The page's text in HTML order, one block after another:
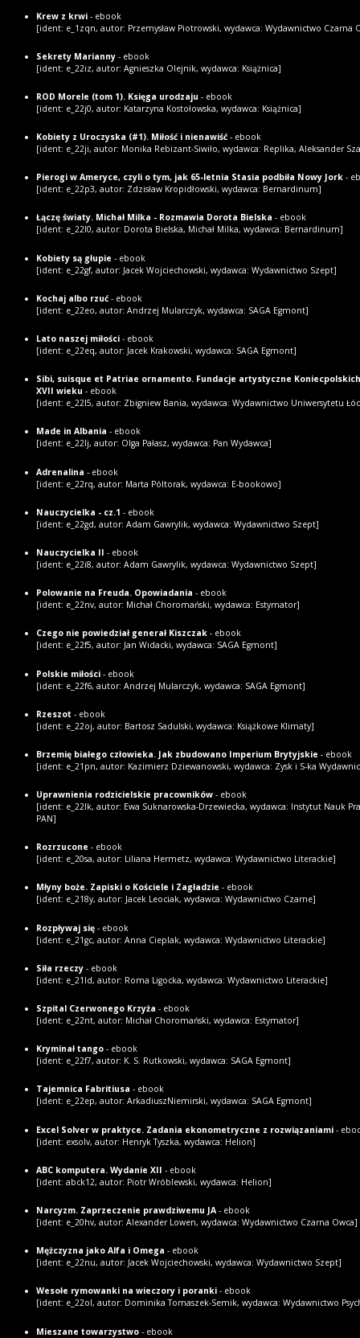
Krew z krwi- ebook
[ident: e_1zqn, autor: Przemysław Piotrowski, wydawca: Wydawnictwo Czarna
Sekrety Marianny - ebook
[ident: e_22iz, autor: Agnieszka Olejnik, wydawca: Książnica]
ROD Morele (tom 1). Księga urodzaju - ebook
[ident: e_22j0, autor: Katarzyna Kostołowska, wydawca: Książnica]
Kobiety z Uroczyska (#1). Miłość i nienawiść - ebook
[ident: e_22ji, autor: Monika Rebizant-Siwiło, wydawca: Replika, Aleksander
Pierogi w Ameryce, czyli o tym, jak 65-letnia Stasia podbiła Nowy Jork-
[ident: e_22p3, autor: Zdzisław Kropidłowski, wydawca: Bernardinum]
Łączę światy. Michał Milka - Rozmawia Dorota Bielska - ebook
[ident: e_22l0, autor: Dorota Bielska, Michał Milka, wydawca: Bernardinum]
Kobiety są głupie - ebook
[ident: e_22gf, autor: Jacek Wojciechowski, wydawca: Wydawnictwo Szept]
Kochaj albo rzuć- ebook
[ident: e_22eo, autor: Andrzej Mularczyk, wydawca: SAGA Egmont]
Lato naszej miłości - ebook
[ident: e_22eq, autor: Jacek Krakowski, wydawca: SAGA Egmont]
Sibi, suisque et Patriae ornamento. Fundacje artystyczne
XVII wieku - ebook
[ident: e_22l5, autor: Zbigniew Bania, wydawca: Wydawnictwo Uniwersytetu
Made in Albania - ebook
[ident: e_22lj, autor: Olga Pałasz, wydawca: Pan Wydawca]
Adrenalina - ebook
[ident: e_22rq, autor: Marta Póltorak, wydawca: E-bookowo]
Nauczycielka - cz.1 - ebook
[ident: e_22gd, autor: Adam Gawrylik, wydawca: Wydawnictwo Szept]
Nauczycielka II - ebook
[ident: e_22i8, autor: Adam Gawrylik, wydawca: Wydawnictwo Szept]
Polowanie na Freuda. Opowiadania - ebook
[ident: e_22nv, autor: Michał Choromański, wydawca: Estymator]
Czego nie powiedział generał Kiszczak - ebook
[ident: e_22f5, autor: Jan Widacki, wydawca: SAGA Egmont]
Polskie miłości- ebook
[ident: e_22f6, autor: Andrzej Mularczyk, wydawca: SAGA Egmont]
Rzeszot - ebook
[ident: e_22oj, autor: Bartosz Sadulski, wydawca: Książkowe Klimaty]
Brzemię białego człowieka. Jak zbudowano Imperium Brytyjskie - ebook
[ident: e_21pn, autor: Kazimierz Dziewanowski, wydawca: Zysk i S-ka
Uprawnienia rodzicielskie pracowników- ebook
[ident: e_22lk, autor: Ewa Suknarowska-Drzewiecka, wydawca: Instytut Nauk
PAN]
Rozrzucone - ebook
[ident: e_20sa, autor: Liliana Hermetz, wydawca: Wydawnictwo Literackie]
Młyny boże. Zapiski o Kościele i Zagładzie - ebook
[ident: e_218y, autor: Jacek Leociak, wydawca: Wydawnictwo Czarne]
Rozpływaj się- ebook
[ident: e_21gc, autor: Anna Cieplak, wydawca: Wydawnictwo Literackie]
Siła rzeczy - ebook
[ident: e_21ld, autor: Roma Ligocka, wydawca: Wydawnictwo Literackie]
Szpital Czerwonego Krzyża - ebook
[ident: e_22nt, autor: Michał Choromański, wydawca: Estymator]
Kryminał tango- ebook
[ident: e_22f7, autor: K. S. Rutkowski, wydawca: SAGA Egmont]
Tajemnica Fabritiusa - ebook
[ident: e_22ep, autor: ArkadiuszNiemirski, wydawca: SAGA Egmont]
Excel Solver w praktyce. Zadania ekonometryczne z rozwiązaniami -
[ident: exsolv, autor: Henryk Tyszka, wydawca: Helion]
ABC komputera. Wydanie XII - ebook
[ident: abck12, autor: Piotr Wróblewski, wydawca: Helion]
Narcyzm. Zaprzeczenie prawdziwemu JA - ebook
[ident: e_20hv, autor: Alexander Lowen, wydawca: Wydawnictwo Czarna Owca]
Mężczyzna jako Alfa i Omega - ebook
[ident: e_22nu, autor: Jacek Wojciechowski, wydawca: Wydawnictwo Szept]
Wesołe rymowanki na wieczory i poranki- ebook
[ident: e_22ol, autor: Dominika Tomaszek-Semik, wydawca: Wydawnictwo
Mieszane towarzystwo- ebook